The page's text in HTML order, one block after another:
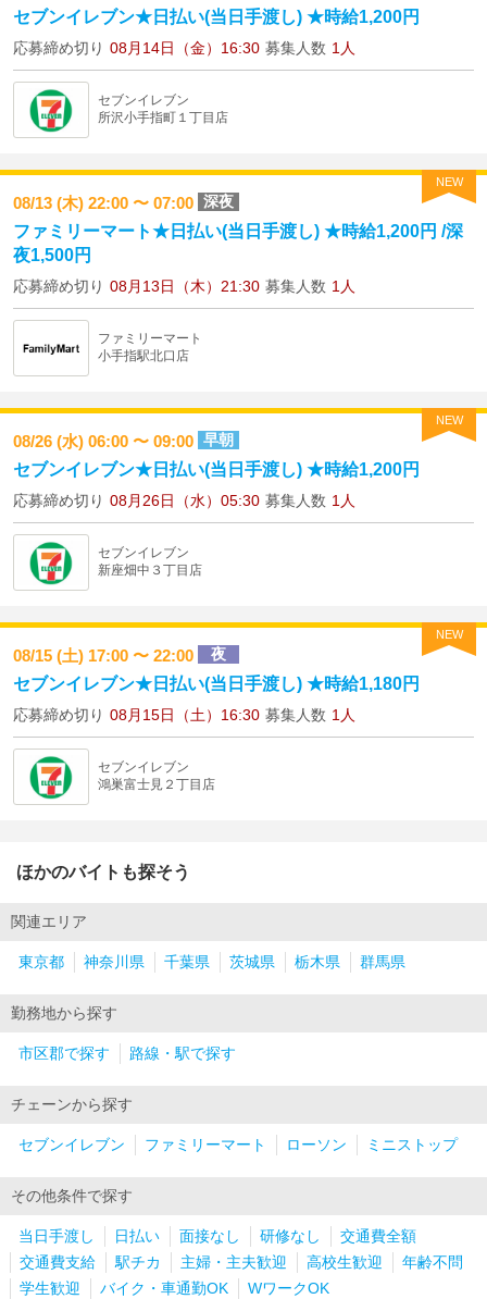
セブンイレブン★日払い(当日手渡し) ★時給1,200円
応募締め切り 08月14日（金）16:30 募集人数 1人
セブンイレブン
所沢小手指町１丁目店
NEW
08/13 (木) 22:00 〜 07:00 深夜
ファミリーマート★日払い(当日手渡し) ★時給1,200円 /深
夜1,500円
応募締め切り 08月13日（木）21:30 募集人数 1人
ファミリーマート
小手指駅北口店
NEW
08/26 (水) 06:00 〜 09:00 早朝
セブンイレブン★日払い(当日手渡し) ★時給1,200円
応募締め切り 08月26日（水）05:30 募集人数 1人
セブンイレブン
新座畑中３丁目店
NEW
08/15 (土) 17:00 〜 22:00 夜
セブンイレブン★日払い(当日手渡し) ★時給1,180円
応募締め切り 08月15日（土）16:30 募集人数 1人
セブンイレブン
鴻巣富士見２丁目店
ほかのバイトも探そう
関連エリア
東京都 神奈川県 千葉県 茨城県 栃木県 群馬県
勤務地から探す
市区郡で探す 路線・駅で探す
チェーンから探す
セブンイレブン ファミリーマート ローソン ミニストップ
その他条件で探す
当日手渡し 日払い 面接なし 研修なし
交通費全額
交通費支給
駅チカ 主婦・主夫歓迎 高校生歓迎
年齢不問
学生歓迎
バイク・車通勤OK WワークOK